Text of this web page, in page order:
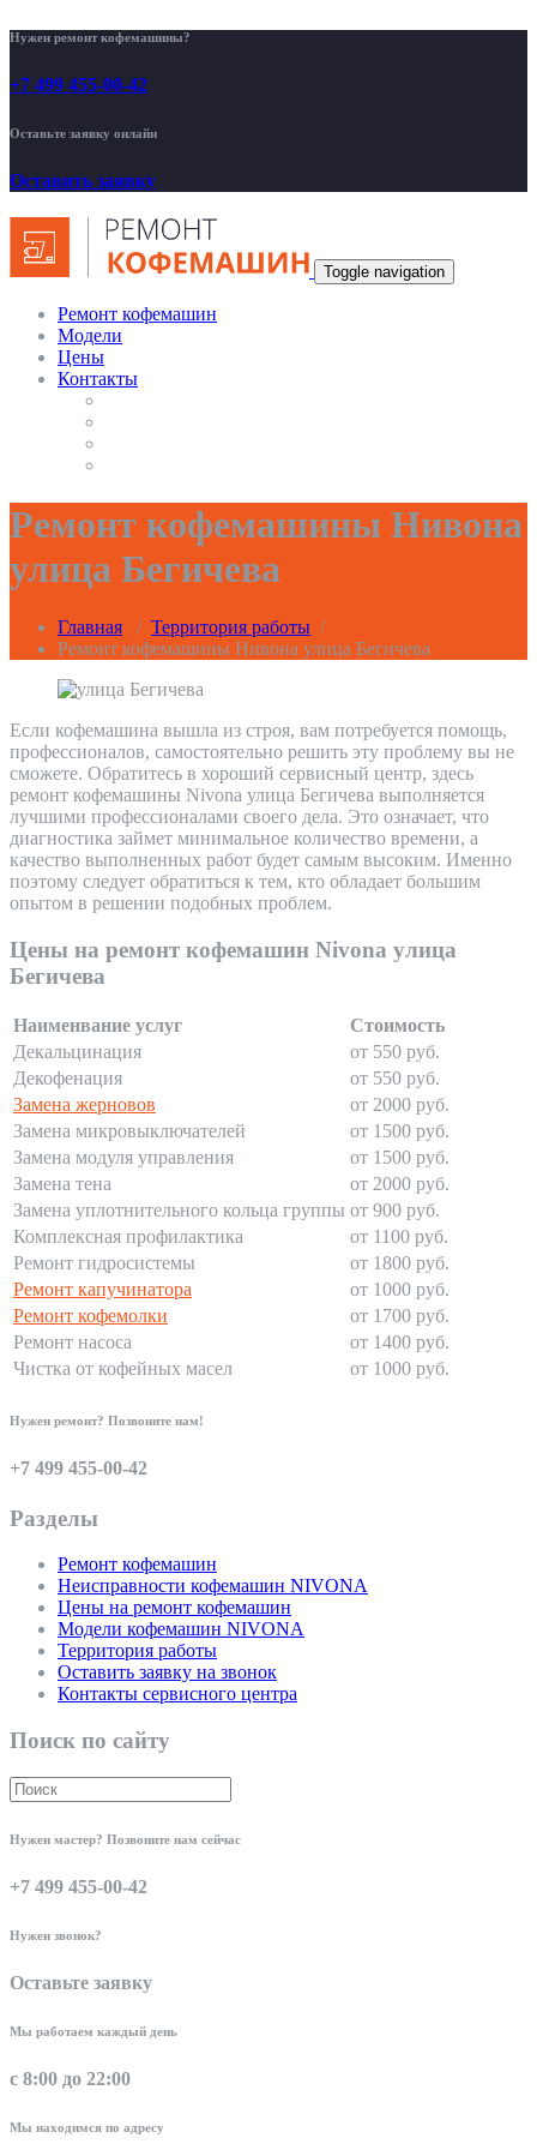
Нужен ремонт кофемашины?
+7 499 455-00-42
Оставьте заявку онлайн
Оставить заявку
Toggle navigation
Ремонт кофемашин
Модели
Цены
Контакты
Ремонт кофемашины Нивона
улица Бегичева
Главная / Территория работы /
Ремонт кофемашины Нивона улица Бегичева
Если кофемашина вышла из строя, вам потребуется помощь,
профессионалов, самостоятельно решить эту проблему вы не
сможете. Обратитесь в хороший сервисный центр, здесь
ремонт кофемашины Nivona улица Бегичева выполняется
лучшими профессионалами своего дела. Это означает, что
диагностика займет минимальное количество времени, а
качество выполненных работ будет самым высоким. Именно
поэтому следует обратиться к тем, кто обладает большим
опытом в решении подобных проблем.
Цены на ремонт кофемашин Nivona улица
Бегичева
Наименвание услуг
Стоимость
Декальцинация
от 550 руб.
Декофенация
от 550 руб.
Замена жерновов
от 2000 руб.
Замена микровыключателей
от 1500 руб.
Замена модуля управления
от 1500 руб.
Замена тена
от 2000 руб.
Замена уплотнительного кольца группы от 900 руб.
Комплексная профилактика
от 1100 руб.
Ремонт гидросистемы
от 1800 руб.
Ремонт капучинатора
от 1000 руб.
Ремонт кофемолки
от 1700 руб.
Ремонт насоса
от 1400 руб.
Чистка от кофейных масел
от 1000 руб.
Нужен ремонт? Позвоните нам!
+7 499 455-00-42
Разделы
Ремонт кофемашин
Неисправности кофемашин NIVONA
Цены на ремонт кофемашин
Модели кофемашин NIVONA
Территория работы
Оставить заявку на звонок
Контакты сервисного центра
Поиск по сайту
Нужен мастер? Позвоните нам сейчас
+7 499 455-00-42
Нужен звонок?
Оставьте заявку
Мы работаем каждый день
с 8:00 до 22:00
Мы находимся по адресу